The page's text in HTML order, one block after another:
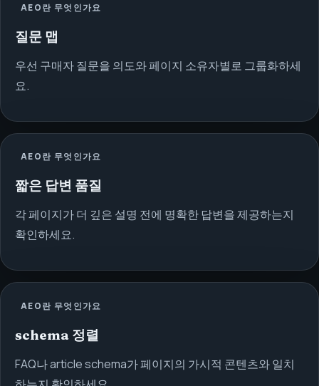
AEO란 무엇인가요
질문 맵
우선 구매자 질문을 의도와 페이지 소유자별로 그룹화하세
요.
AEO란 무엇인가요
짧은 답변 품질
각 페이지가 더 깊은 설명 전에 명확한 답변을 제공하는지
확인하세요.
AEO란 무엇인가요
schema 정렬
FAQ나 article schema가 페이지의 가시적 콘텐츠와 일치